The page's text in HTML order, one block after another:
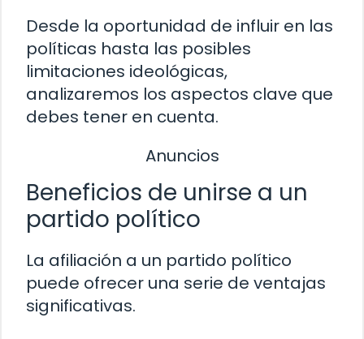
Desde la oportunidad de influir en las
políticas hasta las posibles
limitaciones ideológicas,
analizaremos los aspectos clave que
debes tener en cuenta.
Anuncios
Beneficios de unirse a un
partido político
La afiliación a un partido político
puede ofrecer una serie de ventajas
significativas.